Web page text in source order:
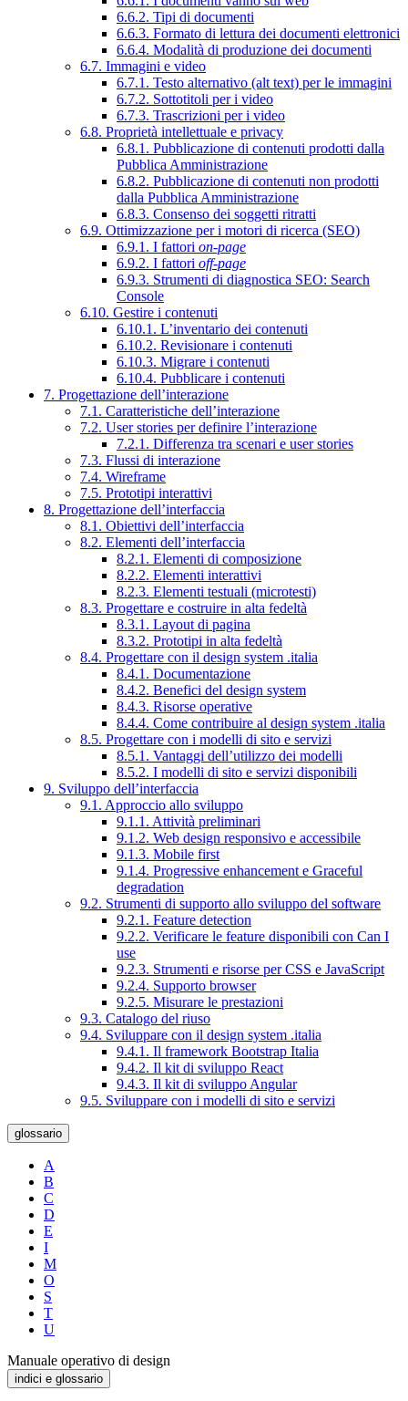
6.6.2. Tipi di documenti
6.6.3. Formato di lettura dei documenti elettronici
6.6.4. Modalità di produzione dei documenti
6.7. Immagini e video
6.7.1. Testo alternativo (alt text) per le immagini
6.7.2. Sottotitoli per i video
6.7.3. Trascrizioni per i video
6.8. Proprietà intellettuale e privacy
6.8.1. Pubblicazione di contenuti prodotti dalla
Pubblica Amministrazione
6.8.2. Pubblicazione di contenuti non prodotti
dalla Pubblica Amministrazione
6.8.3. Consenso dei soggetti ritratti
6.9. Ottimizzazione per i motori di ricerca (SEO)
6.9.1. I fattori on-page
6.9.2. I fattori off-page
6.9.3. Strumenti di diagnostica SEO: Search
Console
6.10. Gestire i contenuti
6.10.1. L’inventario dei contenuti
6.10.2. Revisionare i contenuti
6.10.3. Migrare i contenuti
6.10.4. Pubblicare i contenuti
7. Progettazione dell’interazione
7.1. Caratteristiche dell’interazione
7.2. User stories per definire l’interazione
7.2.1. Differenza tra scenari e user stories
7.3. Flussi di interazione
7.4. Wireframe
7.5. Prototipi interattivi
8. Progettazione dell’interfaccia
8.1. Obiettivi dell’interfaccia
8.2. Elementi dell’interfaccia
8.2.1. Elementi di composizione
8.2.2. Elementi interattivi
8.2.3. Elementi testuali (microtesti)
8.3. Progettare e costruire in alta fedeltà
8.3.1. Layout di pagina
8.3.2. Prototipi in alta fedeltà
8.4. Progettare con il design system .italia
8.4.1. Documentazione
8.4.2. Benefici del design system
8.4.3. Risorse operative
8.4.4. Come contribuire al design system .italia
8.5. Progettare con i modelli di sito e servizi
8.5.1. Vantaggi dell’utilizzo dei modelli
8.5.2. I modelli di sito e servizi disponibili
9. Sviluppo dell’interfaccia
9.1. Approccio allo sviluppo
9.1.1. Attività preliminari
9.1.2. Web design responsivo e accessibile
9.1.3. Mobile first
9.1.4. Progressive enhancement e Graceful
degradation
9.2. Strumenti di supporto allo sviluppo del software
9.2.1. Feature detection
9.2.2. Verificare le feature disponibili con Can I
use
9.2.3. Strumenti e risorse per CSS e JavaScript
9.2.4. Supporto browser
9.2.5. Misurare le prestazioni
9.3. Catalogo del riuso
9.4. Sviluppare con il design system .italia
9.4.1. Il framework Bootstrap Italia
9.4.2. Il kit di sviluppo React
9.4.3. Il kit di sviluppo Angular
9.5. Sviluppare con i modelli di sito e servizi
glossario
A
B
C
D
E
I
M
O
S
T
U
Manuale operativo di design
indici e glossario